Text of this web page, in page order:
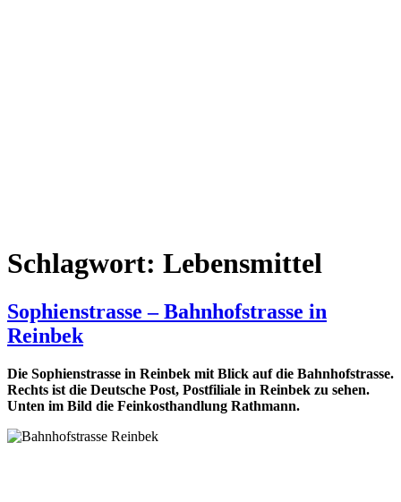
Schlagwort: Lebensmittel
Sophienstrasse – Bahnhofstrasse in
Reinbek
Die Sophienstrasse in Reinbek mit Blick auf die Bahnhofstrasse.
Rechts ist die Deutsche Post, Postfiliale in Reinbek zu sehen.
Unten im Bild die Feinkosthandlung Rathmann.